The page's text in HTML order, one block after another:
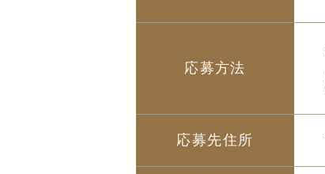
応募方法
応募先住所